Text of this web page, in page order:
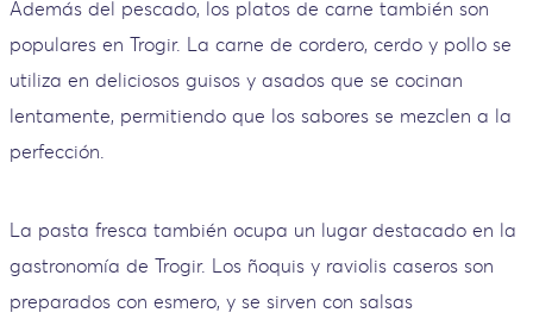
Además del pescado, los platos de carne también son
populares en Trogir. La carne de cordero, cerdo y pollo se
utiliza en deliciosos guisos y asados que se cocinan
lentamente, permitiendo que los sabores se mezclen a la
perfección.
La pasta fresca también ocupa un lugar destacado en la
gastronomía de Trogir. Los ñoquis y raviolis caseros son
preparados con esmero, y se sirven con salsas